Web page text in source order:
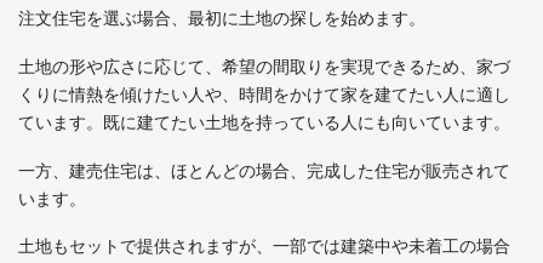
注文住宅を選ぶ場合、最初に土地の探しを始めます。
土地の形や広さに応じて、希望の間取りを実現できるため、家づ
くりに情熱を傾けたい人や、時間をかけて家を建てたい人に適し
ています。既に建てたい土地を持っている人にも向いています。
一方、建売住宅は、ほとんどの場合、完成した住宅が販売されて
います。
土地もセットで提供されますが、一部では建築中や未着工の場合